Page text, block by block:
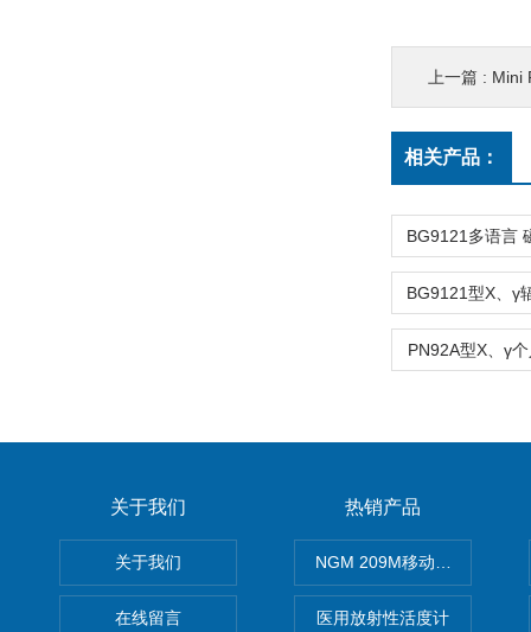
上一篇 : Mini
相关产品：
PN92A型X、γ
关于我们
关于我们
在线留言
热销产品
NGM 209M移动式惰性气体
医用放射性活度计